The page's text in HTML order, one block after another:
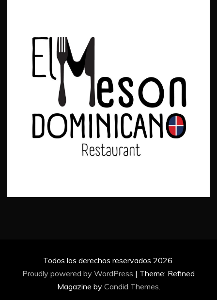
Todos los derechos reservados 2026.
Proudly powered by WordPress | Theme: Refined
Magazine by Candid Themes